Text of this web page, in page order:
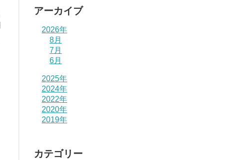
アーカイブ
2026年
8月
7月
6月
2025年
2024年
2022年
2020年
2019年
カテゴリー